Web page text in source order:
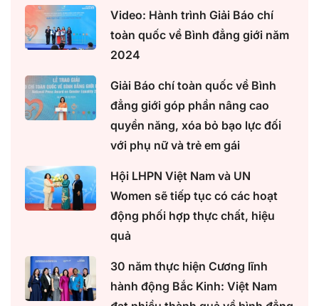
Video: Hành trình Giải Báo chí
toàn quốc về Bình đẳng giới năm
2024
Giải Báo chí toàn quốc về Bình
đẳng giới góp phần nâng cao
quyền năng, xóa bỏ bạo lực đối
với phụ nữ và trẻ em gái
Hội LHPN Việt Nam và UN
Women sẽ tiếp tục có các hoạt
động phối hợp thực chất, hiệu
quả
30 năm thực hiện Cương lĩnh
hành động Bắc Kinh: Việt Nam